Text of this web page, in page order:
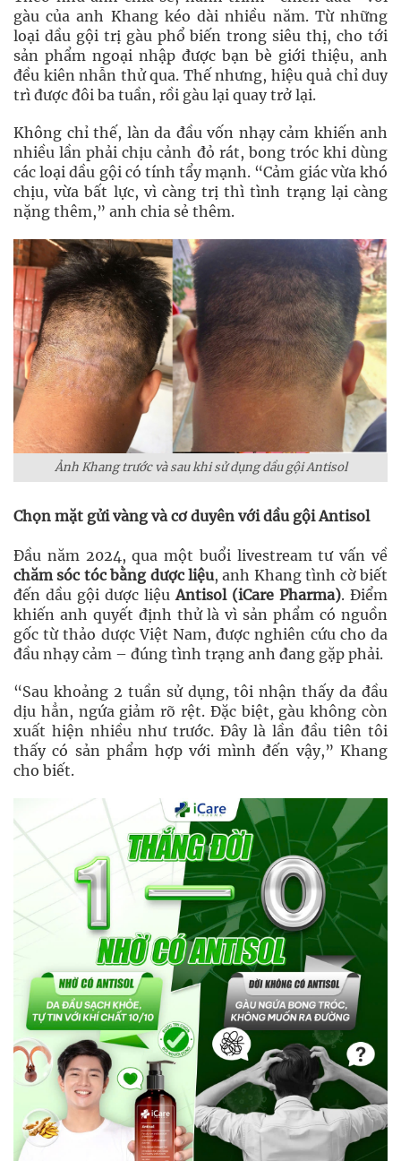
gàu của anh Khang kéo dài nhiều năm. Từ những
loại dầu gội trị gàu phổ biến trong siêu thị, cho tới
sản phẩm ngoại nhập được bạn bè giới thiệu, anh
đều kiên nhẫn thử qua. Thế nhưng, hiệu quả chỉ duy
trì được đôi ba tuần, rồi gàu lại quay trở lại.
Không chỉ thế, làn da đầu vốn nhạy cảm khiến anh
nhiều lần phải chịu cảnh đỏ rát, bong tróc khi dùng
các loại dầu gội có tính tẩy mạnh. “Cảm giác vừa khó
chịu, vừa bất lực, vì càng trị thì tình trạng lại càng
nặng thêm,” anh chia sẻ thêm.
Ảnh Khang trước và sau khi sử dụng dầu gội Antisol
Chọn mặt gửi vàng và cơ duyên với dầu gội Antisol
Đầu năm 2024, qua một buổi livestream tư vấn về
chăm sóc tóc bằng dược liệu, anh Khang tình cờ biết
đến dầu gội dược liệu Antisol (iCare Pharma). Điểm
khiến anh quyết định thử là vì sản phẩm có nguồn
gốc từ thảo dược Việt Nam, được nghiên cứu cho da
đầu nhạy cảm – đúng tình trạng anh đang gặp phải.
“Sau khoảng 2 tuần sử dụng, tôi nhận thấy da đầu
dịu hẳn, ngứa giảm rõ rệt. Đặc biệt, gàu không còn
xuất hiện nhiều như trước. Đây là lần đầu tiên tôi
thấy có sản phẩm hợp với mình đến vậy,” Khang
cho biết.